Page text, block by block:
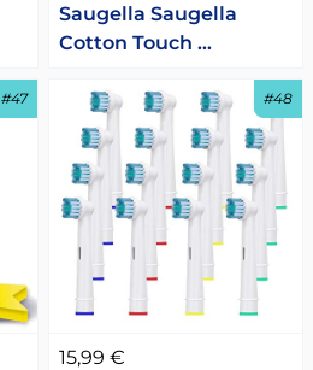
Saugella Saugella
Cotton Touch …
#47 #48
15,99 €